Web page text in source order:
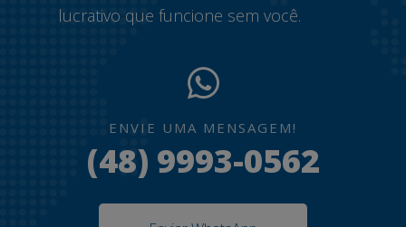
lucrativo que funcione sem você.
ENVIE UMA MENSAGEM!
(48) 9993-0562